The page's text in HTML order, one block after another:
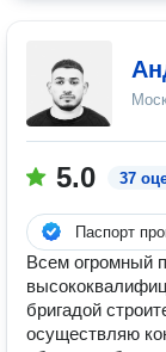
5.0 37
Паспорт
Всем огромный
бригадой
осуществляю